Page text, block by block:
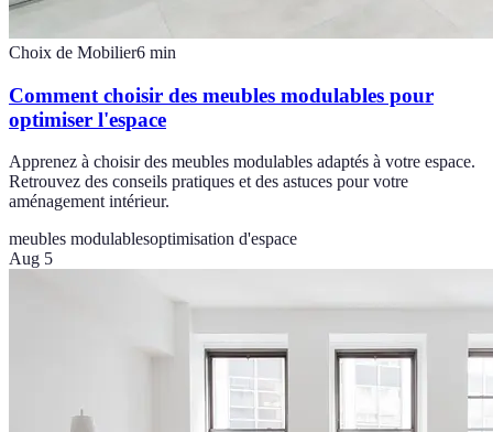
Choix de Mobilier6 min
Comment choisir des meubles modulables pour
optimiser l'espace
Apprenez à choisir des meubles modulables adaptés à votre espace.
Retrouvez des conseils pratiques et des astuces pour votre
aménagement intérieur.
meubles modulablesoptimisation d'espace
Aug 5